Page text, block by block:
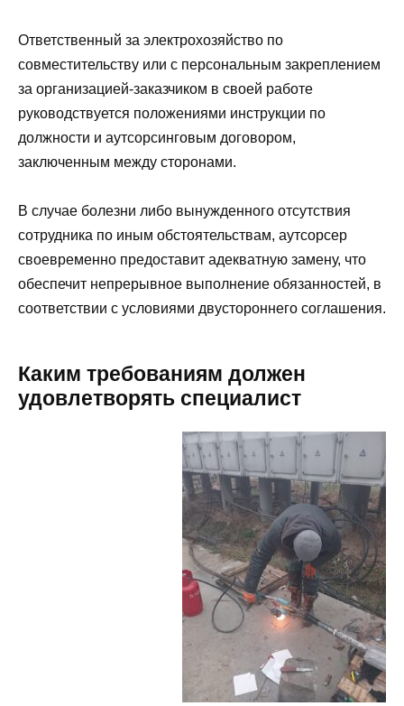
Ответственный за электрохозяйство по
совместительству или с персональным закреплением
за организацией-заказчиком в своей работе
руководствуется положениями инструкции по
должности и аутсорсинговым договором,
заключенным между сторонами.
В случае болезни либо вынужденного отсутствия
сотрудника по иным обстоятельствам, аутсорсер
своевременно предоставит адекватную замену, что
обеспечит непрерывное выполнение обязанностей, в
соответствии с условиями двустороннего соглашения.
Каким требованиям должен
удовлетворять специалист